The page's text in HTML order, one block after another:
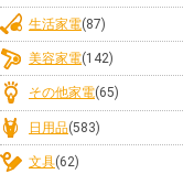
生活家電(87)
美容家電(142)
その他家電(65)
日用品(583)
文具(62)